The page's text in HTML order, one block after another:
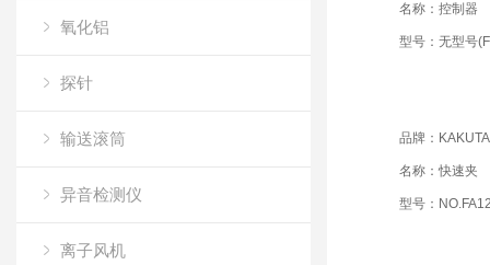
氧化铝
探针
输送滚筒
异音检测仪
离子风机
名称：控制器
型号：无型号
品牌：KAKUTA
名称：快速夹
型号：